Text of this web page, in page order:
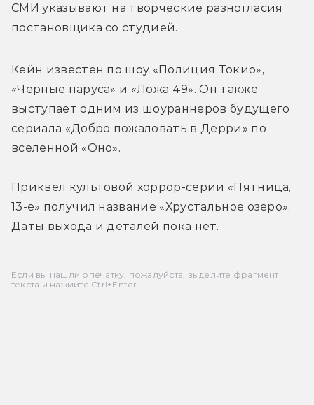
СМИ указывают на творческие разногласия
постановщика со студией.
Кейн известен по шоу «Полиция Токио»
«Черные паруса» и «Ложа 49». Он также
выступает одним из шоураннеров будущего
сериала «Добро пожаловать в Дерри» по
вселенной «Оно».
Приквел культовой хоррор-серии «Пятница,
13-е» получил название «Хрустальное озеро».
Даты выхода и деталей пока нет.
Если вы нашли опечатку, пожалуйста, выделите фрагмент
текста и нажмите Ctrl+Enter.